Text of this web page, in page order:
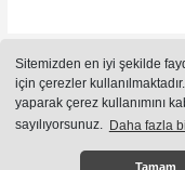
Sitemizden en iyi şekilde
için çerezler
yaparak çerez kullanımını
sayılıyorsunuz. Daha fazla
Tamam
Sitemizde bulunan